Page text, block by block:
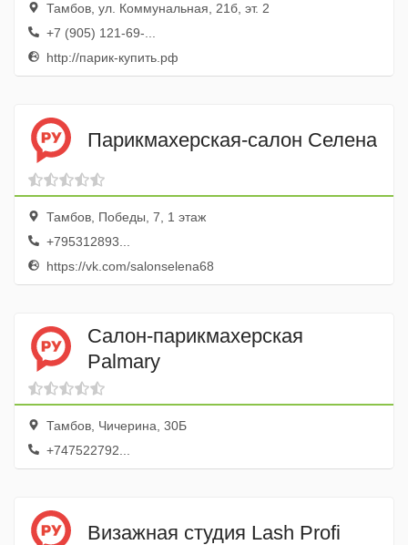
Тамбов, ул. Коммунальная, 21б, эт. 2
+7 (905) 121-69-...
http://парик-купить.рф
Парикмахерская-салон Селена
Тамбов, Победы, 7, 1 этаж
+795312893...
https://vk.com/salonselena68
Салон-парикмахерская
Palmary
Тамбов, Чичерина, 30Б
+747522792...
Визажная студия Lash Profi